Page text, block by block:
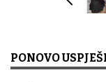
PONOVO